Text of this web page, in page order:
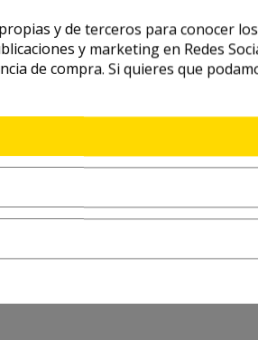
y de terceros para conocer
y marketing en Redes
de compra. Si quieres que